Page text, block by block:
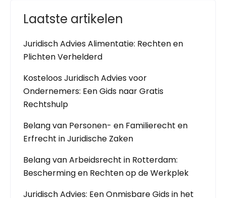
Laatste artikelen
Juridisch Advies Alimentatie: Rechten en
Plichten Verhelderd
Kosteloos Juridisch Advies voor
Ondernemers: Een Gids naar Gratis
Rechtshulp
Belang van Personen- en Familierecht en
Erfrecht in Juridische Zaken
Belang van Arbeidsrecht in Rotterdam:
Bescherming en Rechten op de Werkplek
Juridisch Advies: Een Onmisbare Gids in het